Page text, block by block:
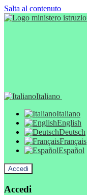
Salta al contenuto
Italiano
Italiano
English
Deutsch
Français
Español
Accedi
Accedi